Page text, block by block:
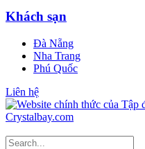
Khách sạn
Đà Nẵng
Nha Trang
Phú Quốc
Liên hệ